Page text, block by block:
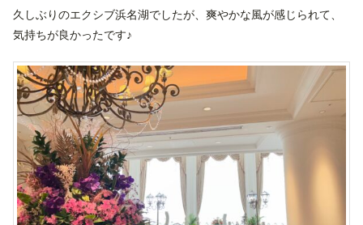
久しぶりのエクシブ浜名湖でしたが、爽やかな風が感じられて、
気持ちが良かったです♪